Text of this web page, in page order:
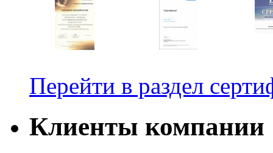
Перейти в раздел
Клиенты компании